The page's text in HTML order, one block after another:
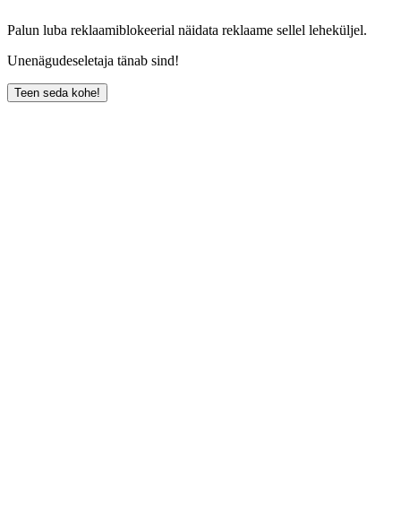
Palun luba reklaamiblokeerial näidata reklaame sellel leheküljel.
Unenägudeseletaja tänab sind!
Teen seda kohe!